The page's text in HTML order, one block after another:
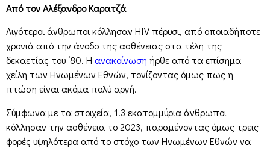
Από τον Αλέξανδρο Καρατζά
Λιγότεροι άνθρωποι κόλλησαν HIV πέρυσι, από οποιαδήποτε
χρονιά από την άνοδο της ασθένειας στα τέλη της
δεκαετίας του ’80. Η ανακοίνωση ήρθε από τα επίσημα
χείλη των Ηνωμένων Εθνών, τονίζοντας όμως πως η
πτώση είναι ακόμα πολύ αργή.
Σύμφωνα με τα στοιχεία, 1.3 εκατομμύρια άνθρωποι
κόλλησαν την ασθένεια το 2023, παραμένοντας όμως τρεις
φορές υψηλότερα από το στόχο των Ηνωμένων Εθνών να